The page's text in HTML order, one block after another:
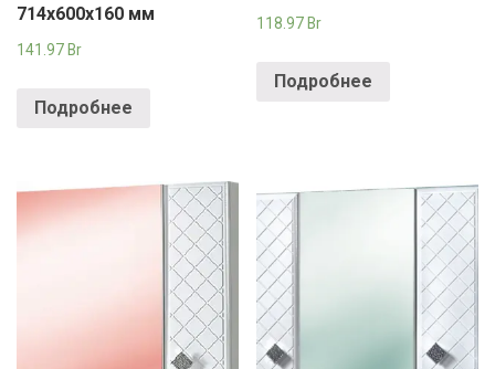
714х600х160 мм
141.97 Br
Подробнее
118.97 Br
Подробнее